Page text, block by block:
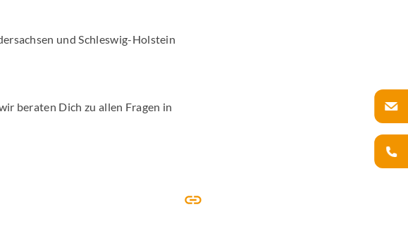
und Schleswig-Holstein
beraten Dich zu allen Fragen in